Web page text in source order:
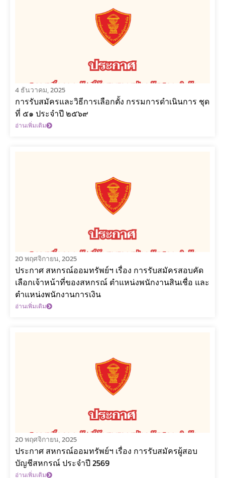
4 ธันวาคม, 2025
การรับสมัครและวิธีการเลือกตั้ง กรรมการดำเนินการ ชุด
ที่ ๕๑ ประจำปี ๒๕๖๙
อ่านเพิ่มเติม
20 พฤศจิกายน, 2025
ประกาศ สหกรณ์ออมทรัพย์ฯ เรื่อง การรับสมัครสอบคัด
เลือกเจ้าหน้าที่ของสหกรณ์ ตำแหน่งพนักงานสินเชื่อ และ
ตำแหน่งพนักงานการเงิน
อ่านเพิ่มเติม
20 พฤศจิกายน, 2025
ประกาศ สหกรณ์ออมทรัพย์ฯ เรื่อง การรับสมัครผู้สอบ
บัญชีสหกรณ์ ประจำปี 2569
อ่านเพิ่มเติม